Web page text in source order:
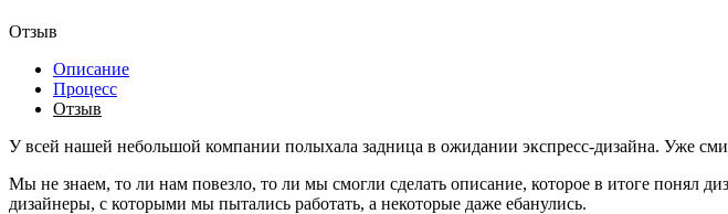
Отзыв
Описание
Процесс
Отзыв
У всей нашей небольшой компании полыхала задница в ожидании экспресс-дизайна. Уже
Мы не знаем, то ли нам повезло, то ли мы смогли сделать описание, которое в итоге понял
дизайнеры, с которыми мы пытались работать, а некоторые даже ебанулись.